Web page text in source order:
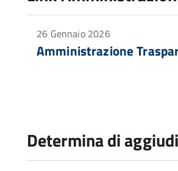
26 Gennaio 2026
Amministrazione
Determina di